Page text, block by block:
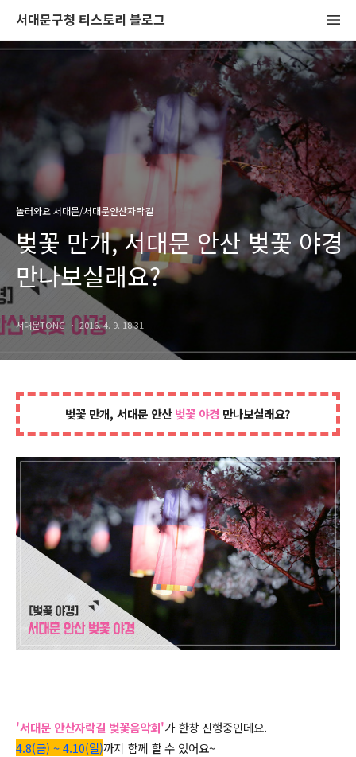
서대문구청 티스토리 블로그
놀러와요 서대문/서대문안산자락길
벚꽃 만개, 서대문 안산 벚꽃 야경
만나보실래요?
서대문TONG 2016. 4. 9. 18:31
벚꽃 만개, 서대문 안산벚꽃 야경 만나보실래요?
'서대문 안산자락길 벚꽃음악회'가 한창 진행중인데요.
4.8(금) ~ 4.10(일)까지 함께 할 수 있어요~